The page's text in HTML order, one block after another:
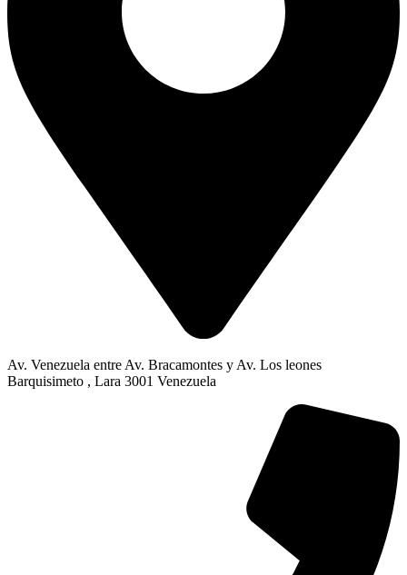
Av. Venezuela entre Av. Bracamontes y Av. Los leones
Barquisimeto , Lara 3001 Venezuela